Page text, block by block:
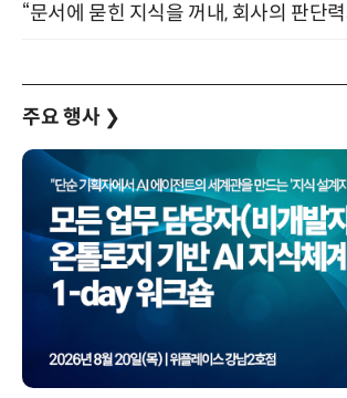
주요 행사 ❯